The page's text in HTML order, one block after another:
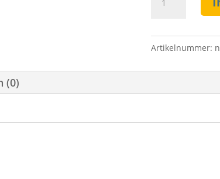
"Drachen
Menge
Artikelnummer:
(0)